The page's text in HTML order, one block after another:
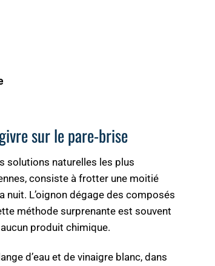
sur le pare-brise
solutions naturelles les plus
consiste à frotter une moitié
nuit. L’oignon dégage des composés
méthode surprenante est souvent
produit chimique.
d’eau et de vinaigre blanc, dans